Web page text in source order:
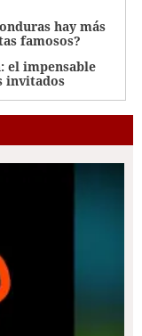
hay más
famosos?
el impensable
invitados